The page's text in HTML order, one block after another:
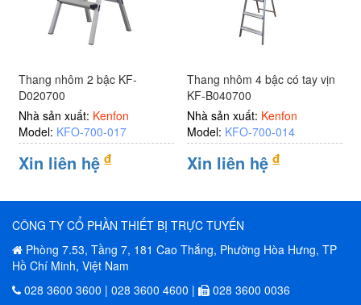
Thang nhôm 2 bậc KF-
D020700
Nhà sản xuất: Kenfon
Model: KFO-700-017
Xin liên hệ đ
Thang nhôm 4 bậc có tay vịn
KF-B040700
Nhà sản xuất: Kenfon
Model: KFO-700-014
Xin liên hệ đ
CÔNG TY CỔ PHẦN THIẾT BỊ TRỰC TUYẾN
Phòng 7.53, Tầng 7, 181 Cao Thắng, Phường Hòa Hưng, TP
Hồ Chí Minh, Việt Nam
028 3600 3600 | 028 3600 4600 |
028 3600 0036